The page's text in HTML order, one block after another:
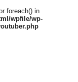
foreach() in
wpfile/wp-